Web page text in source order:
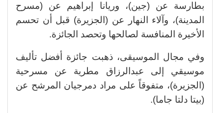
بطارسة عن (جين)، وريانا إبراهيم عن (مسرح
المدينة)، وآلاء النهار عن (الجزيرة) قبل أن تحسم
الأخيرة المنافسة لصالحها وتحصد الجائزة.
وفي مجال الموسيقى، ذهبت جائزة أفضل تأليف
موسيقي إلى عبدالرزاق مطرية عن مسرحية
(الجزيرة)، متفوقاً على مراد دمرجيان المرشح عن
(بيتا دلتا جاما).